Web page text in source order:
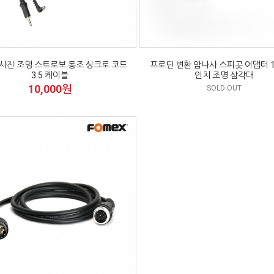
진 조명 스트로보 동조 싱크로 코드
3.5 케이블
10,000원
프로딘 변환 암나사 스피곳 어댑터
인치 조명 삼각대
SOLD OUT